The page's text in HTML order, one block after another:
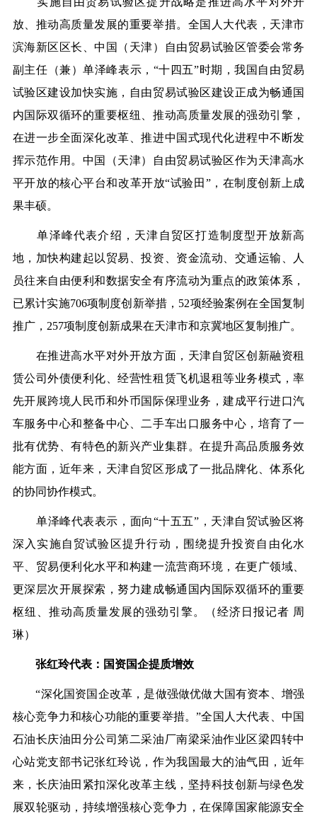
放、推动高质量发展的重要举措。全国人大代表，天津市
滨海新区区长、中国（天津）自由贸易试验区管委会常务
副主任（兼）单泽峰表示，“十四五”时期，我国自由贸易
试验区建设加快实施，自由贸易试验区建设正成为畅通国
内国际双循环的重要枢纽、推动高质量发展的强劲引擎，
在进一步全面深化改革、推进中国式现代化进程中不断发
挥示范作用。中国（天津）自由贸易试验区作为天津高水
平开放的核心平台和改革开放“试验田”，在制度创新上成
果丰硕。
单泽峰代表介绍，天津自贸区打造制度型开放新高
地，加快构建起以贸易、投资、资金流动、交通运输、人
员往来自由便利和数据安全有序流动为重点的政策体系，
已累计实施706项制度创新举措，52项经验案例在全国复制
推广，257项制度创新成果在天津市和京冀地区复制推广。
在推进高水平对外开放方面，天津自贸区创新融资租
赁公司外债便利化、经营性租赁飞机退租等业务模式，率
先开展跨境人民币和外币国际保理业务，建成平行进口汽
车服务中心和整备中心、二手车出口服务中心，培育了一
批有优势、有特色的新兴产业集群。在提升高品质服务效
能方面，近年来，天津自贸区形成了一批品牌化、体系化
的协同协作模式。
单泽峰代表表示，面向“十五五”，天津自贸试验区将
深入实施自贸试验区提升行动，围绕提升投资自由化水
平、贸易便利化水平和构建一流营商环境，在更广领域、
更深层次开展探索，努力建成畅通国内国际双循环的重要
枢纽、推动高质量发展的强劲引擎。（经济日报记者 周
琳）
张红玲代表：国资国企提质增效
“深化国资国企改革，是做强做优做大国有资本、增强
核心竞争力和核心功能的重要举措。”全国人大代表、中国
石油长庆油田分公司第二采油厂南梁采油作业区梁四转中
心站党支部书记张红玲说，作为我国最大的油气田，近年
来，长庆油田紧扣深化改革主线，坚持科技创新与绿色发
展双轮驱动，持续增强核心竞争力，在保障国家能源安全